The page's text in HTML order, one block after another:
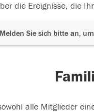
die Ereignisse, die
Melden Sie sich bitte an,
alle Mitglieder